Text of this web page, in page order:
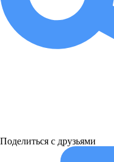
Поделиться с друзьями